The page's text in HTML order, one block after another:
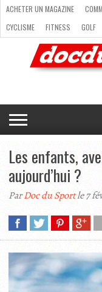
ACHETER
MAGAZINE
COMMANDER
UN
MAGAZINE
CYCLISME
FITNESS
GOLF
NATATION
RANDONNÉE
RUNNING
SKI
TRAIL
RUNNING
TRIATHLON
VOILE
NEWSLETTER
MAG’
EN
LIGNE
NOUS
CONTACTER
ACHETER UN MAGAZINE
CYCLISME
FITNESS GOLF
RANDONNÉE
RUNNING SKI
TRIATHLON
VOILE
Les enfants,
aujourd’hui ?
ParDoc du Sportle 7